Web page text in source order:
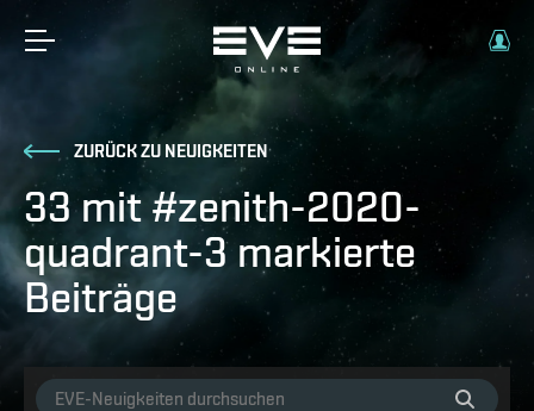
ZURÜCK ZU NEUIGKEITEN
33 mit #zenith-2020-
quadrant-3 markierte
Beiträge